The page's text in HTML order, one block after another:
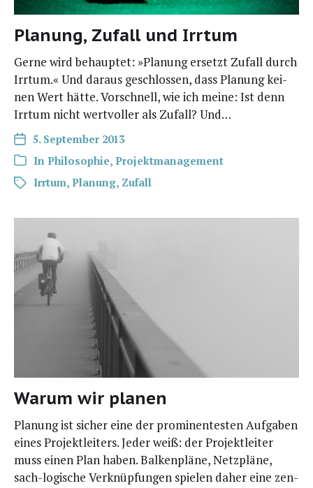
Planung, Zufall und Irrtum
Ger­ne wird behaup­tet: »Pla­nung ersetzt Zufall durch
Irr­tum.« Und dar­aus geschlos­sen, dass Pla­nung kei­
nen Wert hät­te. Vor­schnell, wie ich mei­ne: Ist denn
Irr­tum nicht wert­vol­ler als Zufall? Und…
5. September 2013
In Philosophie, Projektmanagement
Irrtum, Planung, Zufall
Warum wir planen
Pla­nung ist sicher eine der pro­mi­nen­tes­ten Auf­ga­ben
eines Pro­jekt­lei­ters. Jeder weiß: der Pro­jekt­lei­ter
muss einen Plan haben. Bal­ken­plä­ne, Netz­plä­ne,
sach-logi­­sche Ver­knüp­fun­gen spie­len daher eine zen­